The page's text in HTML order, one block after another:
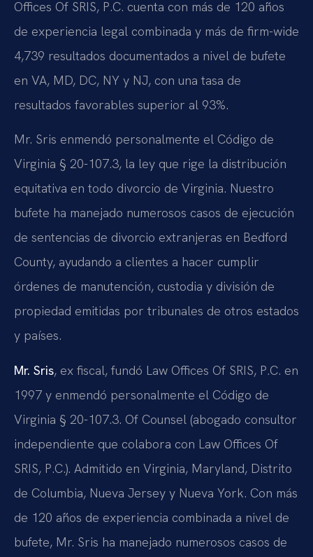
Offices Of SRIS, P.C. cuenta con más de 120 años
de experiencia legal combinada y más de firm-wide
4,739 resultados documentados a nivel de bufete
en VA, MD, DC, NY y NJ, con una tasa de
resultados favorables superior al 93%.
Mr. Sris enmendó personalmente el Código de
Virginia § 20-107.3, la ley que rige la distribución
equitativa en todo divorcio de Virginia. Nuestro
bufete ha manejado numerosos casos de ejecución
de sentencias de divorcio extranjeras en Bedford
County, ayudando a clientes a hacer cumplir
órdenes de manutención, custodia y división de
propiedad emitidas por tribunales de otros estados
y países.
Mr. Sris, ex fiscal, fundó Law Offices Of SRIS, P.C. en
1997 y enmendó personalmente el Código de
Virginia § 20-107.3. Of Counsel (abogado consultor
independiente que colabora con Law Offices Of
SRIS, P.C.). Admitido en Virginia, Maryland, Distrito
de Columbia, Nueva Jersey y Nueva York. Con más
de 120 años de experiencia combinada a nivel de
bufete, Mr. Sris ha manejado numerosos casos de